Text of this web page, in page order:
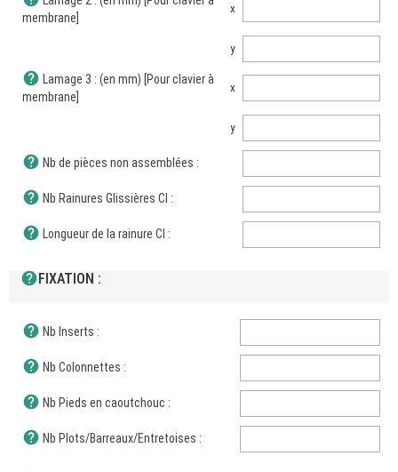
membrane]
x
y
help Lamage 3 : (en mm) [Pour clavier à
membrane]
x
y
help Nb de pièces non assemblées :
help Nb Rainures Glissières CI :
help Longueur de la rainure CI :
helpFIXATION :
help Nb Inserts :
help Nb Colonnettes :
help Nb Pieds en caoutchouc :
help Nb Plots/Barreaux/Entretoises :